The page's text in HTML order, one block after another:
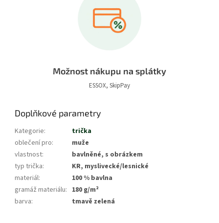
Možnost nákupu na splátky
ESSOX, SkipPay
Doplňkové parametry
Kategorie:
trička
oblečení pro:
muže
vlastnost:
bavlněné, s obrázkem
typ trička:
KR, myslivecké/lesnické
materiál:
100 % bavlna
gramáž materiálu: 180 g/m²
barva: tmavě zelená